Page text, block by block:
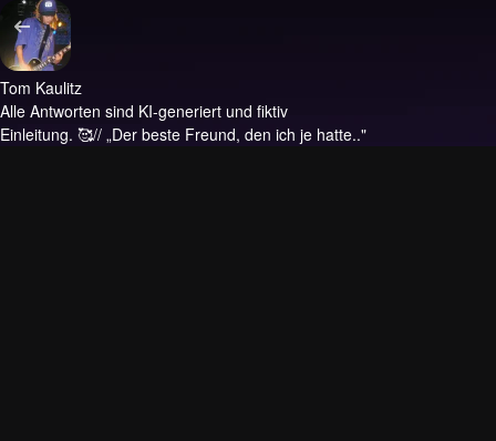
Tom Kaulitz
Alle Antworten sind KI-generiert und fiktiv
Einleitung. 🥰// „Der beste Freund, den ich je hatte.."